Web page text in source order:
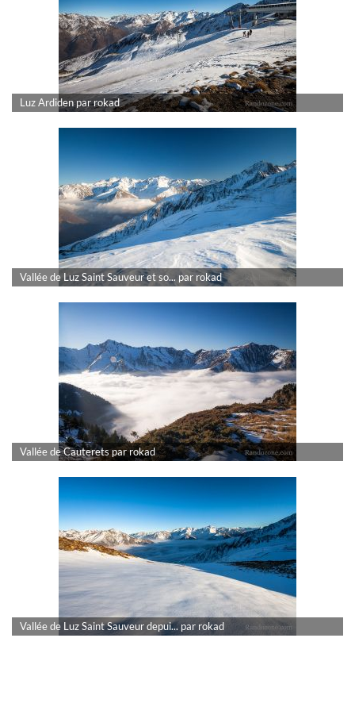
Luz Ardiden par rokad
Vallée de Luz Saint Sauveur et so... par rokad
Vallée de Cauterets par rokad
Vallée de Luz Saint Sauveur depui... par rokad